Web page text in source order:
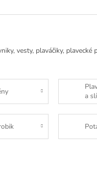
vesty, plaváčiky,
a